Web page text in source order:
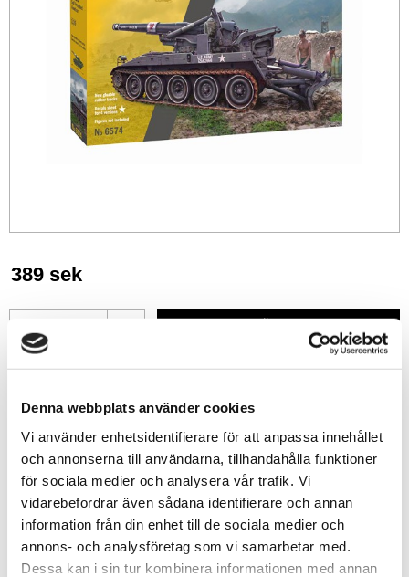
Denna webbplats använder cookies
Vi använder enhetsidentifierare för att anpassa innehållet
och annonserna till användarna, tillhandahålla funktioner
för sociala medier och analysera vår trafik. Vi
vidarebefordrar även sådana identifierare och annan
information från din enhet till de sociala medier och
annons- och analysföretag som vi samarbetar med.
Dessa kan i sin tur kombinera informationen med annan
389 sek
1 st i lager
Artikelnr
IT6574S
Leveranstid
skickas från oss inom 3-5 vardagar
Allmänt
Omdömen